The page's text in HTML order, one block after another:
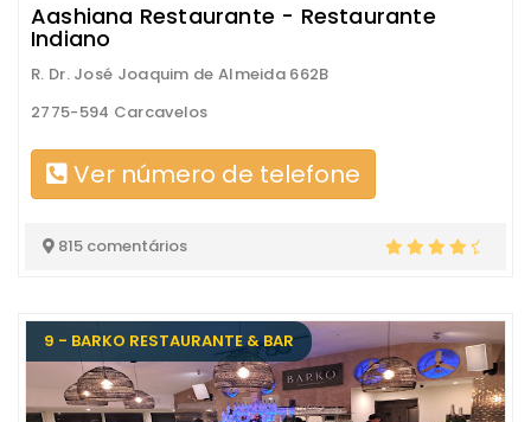
Aashiana Restaurante - Restaurante
Indiano
R. Dr. José Joaquim de Almeida 662B
2775-594 Carcavelos
Ver número de telefone
815 comentários
9 - BARKO RESTAURANTE & BAR